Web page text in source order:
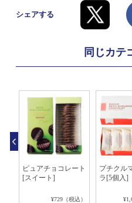
シェアする
同じカテ
ピュアチョコレート
[スイート]
¥729（税込）
プチクル
ラ[5個入]